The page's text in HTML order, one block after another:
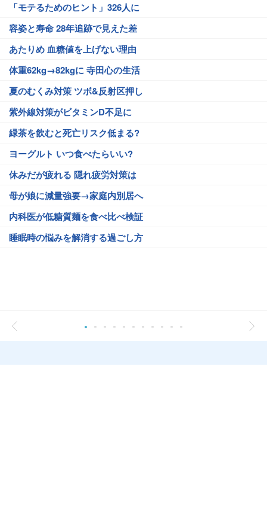
「モテるためのヒント」326人に
容姿と寿命 28年追跡で見えた差
あたりめ 血糖値を上げない理由
体重62kg→82kgに 寺田心の生活
夏のむくみ対策 ツボ&反射区押し
紫外線対策がビタミンD不足に
緑茶を飲むと死亡リスク低まる?
ヨーグルト いつ食べたらいい?
休みだが疲れる 隠れ疲労対策は
母が娘に減量強要→家庭内別居へ
内科医が低糖質麺を食べ比べ検証
睡眠時の悩みを解消する過ごし方